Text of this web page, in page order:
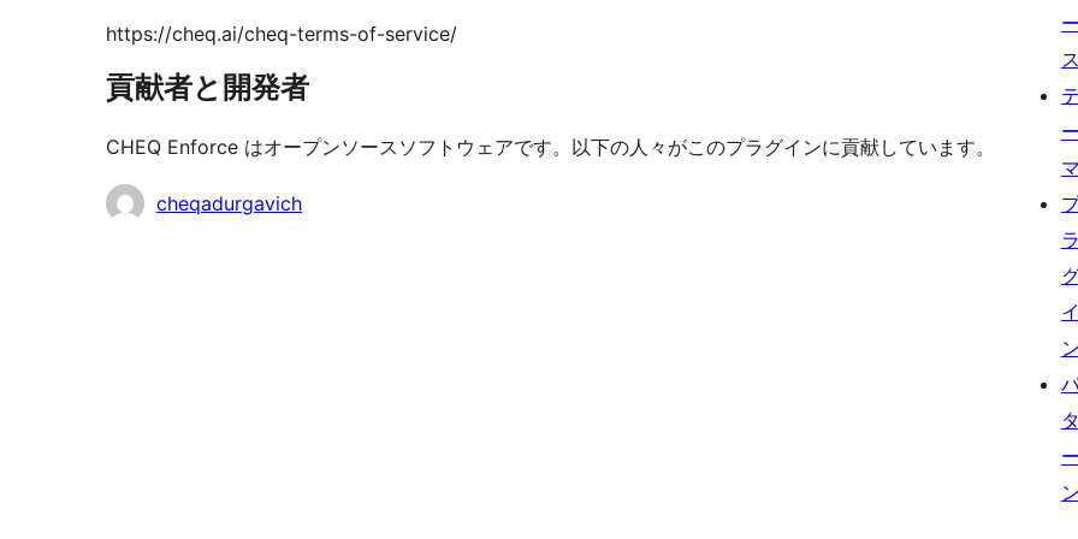
https://cheq.ai/cheq-terms-of-service/
貢献者と開発者
CHEQ Enforce はオープンソースソフトウェアです。以下の人々がこのプラグインに貢献しています。
貢
cheqadurgavich
ー
ス
テ
ー
マ
ラ
イ
ン
タ
ー
ン